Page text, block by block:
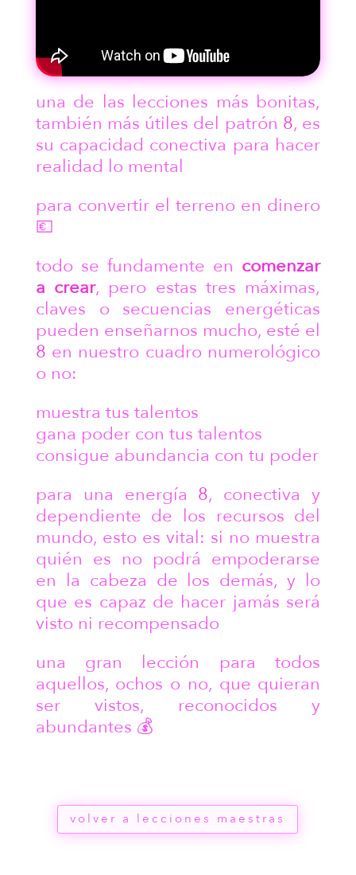
una de las lecciones más bonitas,
también más útiles del patrón 8, es
su capacidad conectiva para hacer
realidad lo mental
para convertir el terreno en dinero
💶
todo se fundamente en comenzar
a crear, pero estas tres máximas,
claves o secuencias energéticas
pueden enseñarnos mucho, esté el
8 en nuestro cuadro numerológico
o no:
muestra tus talentos
gana poder con tus talentos
consigue abundancia con tu poder
para una energía 8, conectiva y
dependiente de los recursos del
mundo, esto es vital: si no muestra
quién es no podrá empoderarse
en la cabeza de los demás, y lo
que es capaz de hacer jamás será
visto ni recompensado
una gran lección para todos
aquellos, ochos o no, que quieran
ser vistos, reconocidos y
abundantes 💰
volver a lecciones maestras